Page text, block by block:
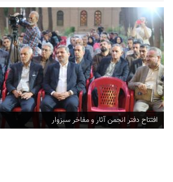
افتتاح دفتر انجمن آثار و مفاخر سبزوار